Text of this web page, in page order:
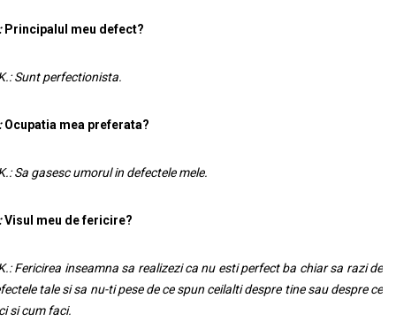
Principalul meu defect?
Sunt perfectionista.
Ocupatia mea preferata?
Sa gasesc umorul in defectele mele.
Visul meu de fericire?
Fericirea inseamna sa realizezi ca nu esti perfect ba chiar sa razi de
tale si sa nu-ti pese de ce spun ceilalti despre tine sau despre ce
si cum faci.